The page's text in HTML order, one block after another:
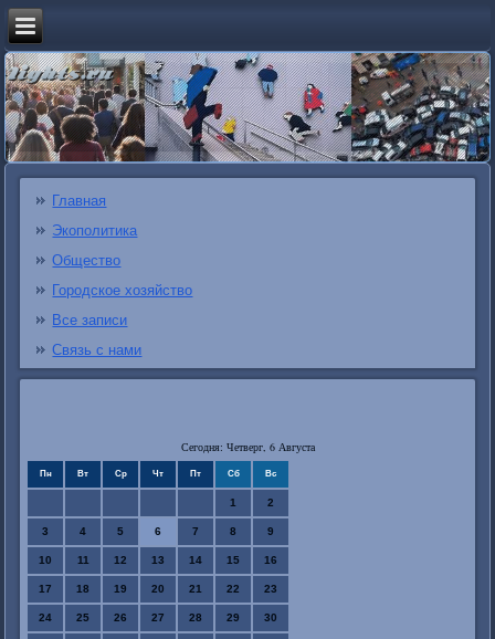
Главная
Экополитика
Общество
Городское хозяйство
Все записи
Связь с нами
Сегодня: Четверг, 6 Августа
Пн Вт Ср Чт Пт Сб Вс
1 2
3 4 5 6 7 8 9
10 11 12 13 14 15 16
17 18 19 20 21 22 23
24 25 26 27 28 29 30